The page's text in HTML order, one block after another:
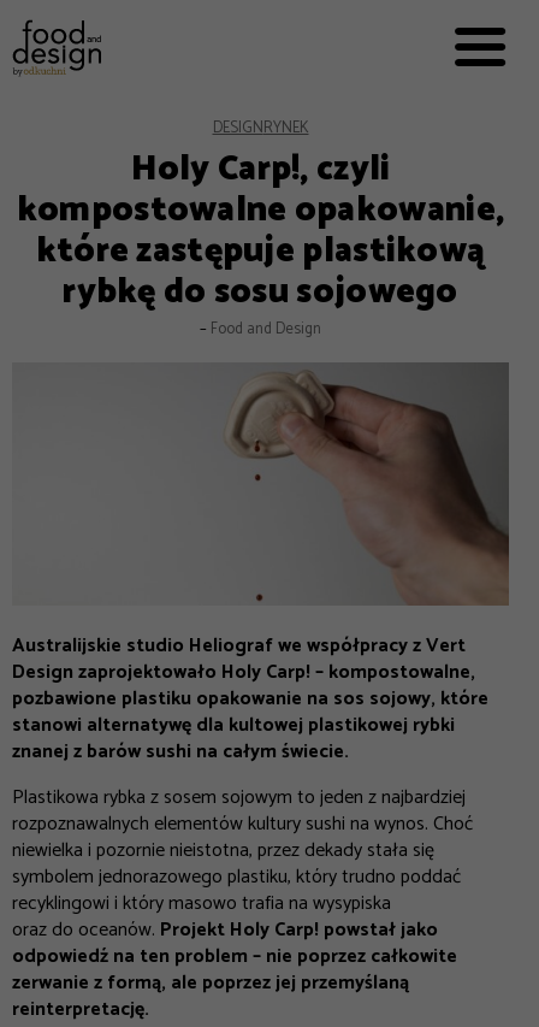


EKSPERCI
FOOD WORKING
E-BOOKI
O NAS
REKLAMA
DESIGNRYNEK
Holy Carp!, czyli
kompostowalne opakowanie,
które zastępuje plastikową
rybkę do sosu sojowego
– Food and Design
Australijskie studio Heliograf we współpracy z Vert
Design zaprojektowało Holy Carp! – kompostowalne,
pozbawione plastiku opakowanie na sos sojowy, które
stanowi alternatywę dla kultowej plastikowej rybki
znanej z barów sushi na całym świecie.
Plastikowa rybka z sosem sojowym to jeden z najbardziej
rozpoznawalnych elementów kultury sushi na wynos. Choć
niewielka i pozornie nieistotna, przez dekady stała się
symbolem jednorazowego plastiku, który trudno poddać
recyklingowi i który masowo trafia na wysypiska
oraz do oceanów. Projekt Holy Carp! powstał jako
odpowiedź na ten problem – nie poprzez całkowite
zerwanie z formą, ale poprzez jej przemyślaną
reinterpretację.